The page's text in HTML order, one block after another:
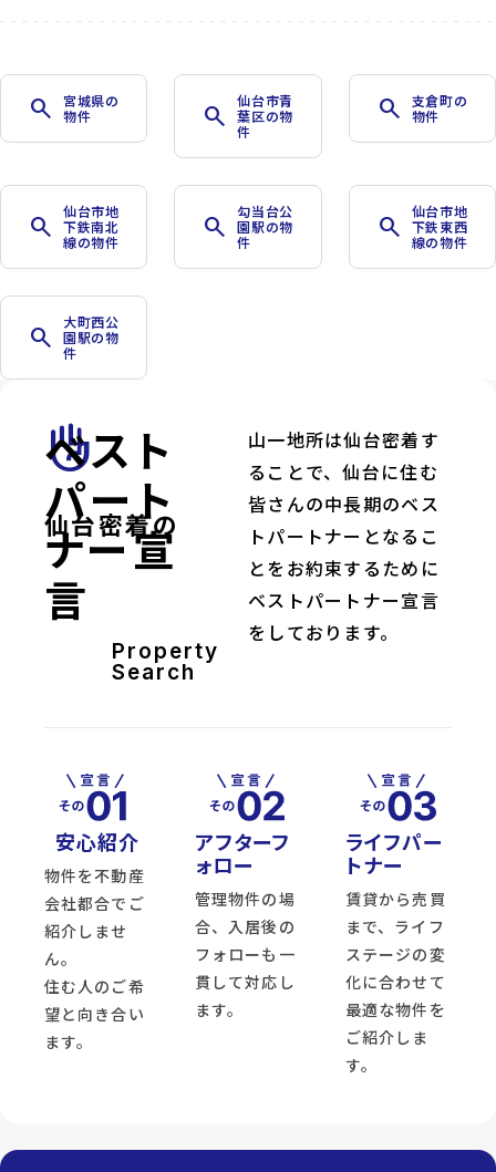
search
宮城県の
物件
search
仙台市青
葉区の物
件
search
支倉町の
物件
search
仙台市地
下鉄南北
線の物件
search
勾当台公
園駅の物
件
search
仙台市地
下鉄東西
線の物件
search
大町西公
園駅の物
件
front_hand
仙台密着の
ベスト
パート
ナー宣
言
Property
Search
山一地所は仙台密着す
ることで、仙台に住む
皆さんの中長期のベス
トパートナーとなるこ
とをお約束するために
ベストパートナー宣言
をしております。
安心紹介
物件を不動産
会社都合でご
紹介しませ
ん。
住む人のご希
望と向き合い
ます。
アフターフ
ォロー
管理物件の場
合、入居後の
フォローも一
貫して対応し
ます。
ライフパー
トナー
賃貸から売買
まで、ライフ
ステージの変
化に合わせて
最適な物件を
ご紹介しま
す。